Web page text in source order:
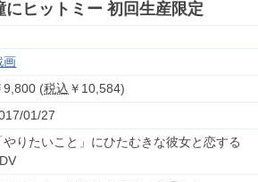
にヒットミー 初回生産限定
画
9,800 (税込 ￥10,584)
01/27
やりたいこと」にひたむきな彼女と恋する